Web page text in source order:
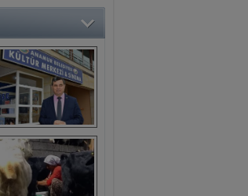
Mahsun
Kırmızıgül’ün
filmine başkan
Mehmet Türe’den
sansür!